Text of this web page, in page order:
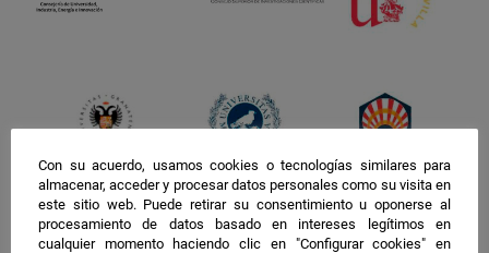
Con su acuerdo, usamos cookies o tecnologías similares para
almacenar, acceder y procesar datos personales como su visita en
este sitio web. Puede retirar su consentimiento u oponerse al
procesamiento de datos basado en intereses legítimos en
cualquier momento haciendo clic en "Configurar cookies" en